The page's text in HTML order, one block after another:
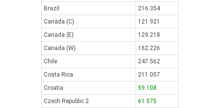
Brazil
216.354
Canada (C)
121.921
Canada (E)
129.218
Canada (W)
162.226
Chile
247.562
Costa Rica
211.057
Croatia
59.108
Czech Republic 2
61.575